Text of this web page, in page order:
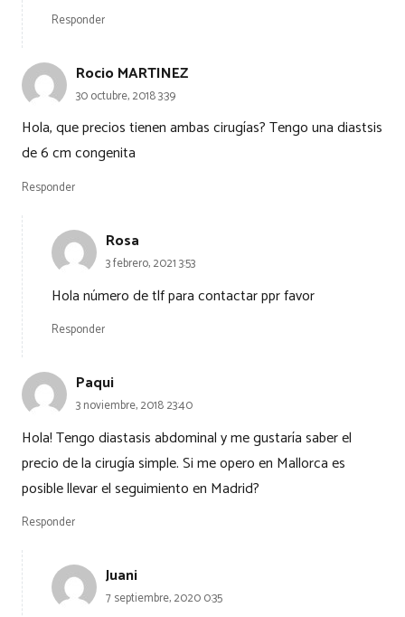
Responder
Rocio MARTINEZ
30 octubre, 2018 3:39
Hola, que precios tienen ambas cirugías? Tengo una diastsis
de 6 cm congenita
Responder
Rosa
3 febrero, 2021 3:53
Hola número de tlf para contactar ppr favor
Responder
Paqui
3 noviembre, 2018 23:40
Hola! Tengo diastasis abdominal y me gustaría saber el
precio de la cirugía simple. Si me opero en Mallorca es
posible llevar el seguimiento en Madrid?
Responder
Juani
7 septiembre, 2020 0:35